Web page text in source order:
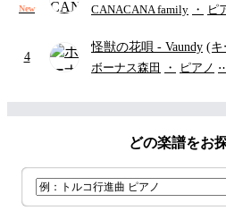
かわ 人魚の島のひみつ
New
CANACANA family ・ ピ
4
怪獣の花唄 - Vaundy (キ
ードパート)
ボーナス森田 ・ ピアノ
どの楽譜をお